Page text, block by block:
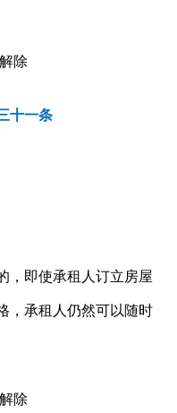
除
十一条
，即使承租人订立房屋
，承租人仍然可以随时
除